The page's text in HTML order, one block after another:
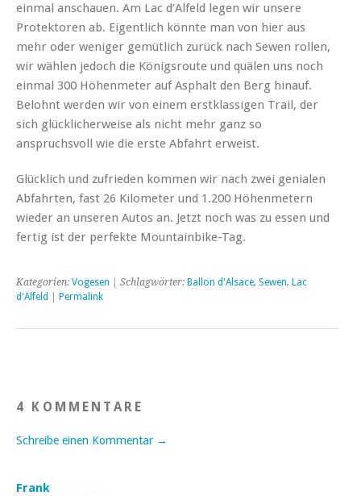
einmal anschauen. Am Lac d’Alfeld legen wir unsere
Protektoren ab. Eigentlich könnte man von hier aus
mehr oder weniger gemütlich zurück nach Sewen rollen,
wir wählen jedoch die Königsroute und quälen uns noch
einmal 300 Höhenmeter auf Asphalt den Berg hinauf.
Belohnt werden wir von einem erstklassigen Trail, der
sich glücklicherweise als nicht mehr ganz so
anspruchsvoll wie die erste Abfahrt erweist.
Glücklich und zufrieden kommen wir nach zwei genialen
Abfahrten, fast 26 Kilometer und 1.200 Höhenmetern
wieder an unseren Autos an. Jetzt noch was zu essen und
fertig ist der perfekte Mountainbike-Tag.
Kategorien: Vogesen | Schlagwörter: Ballon d'Alsace, Sewen, Lac
d'Alfeld
Permalink
4 KOMMENTARE
Schreibe einen Kommentar →
Frank